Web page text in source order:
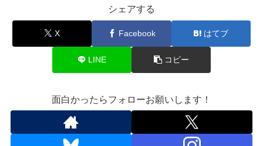
シェアする
X Facebook はてブ
LINE コピー
面白かったらフォローお願いします！